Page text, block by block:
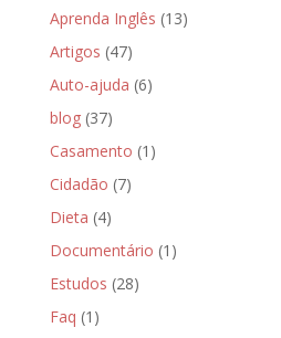
Aprenda Inglês (13)
Artigos (47)
Auto-ajuda (6)
blog(37)
Casamento (1)
Cidadão (7)
Dieta (4)
Documentário (1)
Estudos (28)
Faq (1)